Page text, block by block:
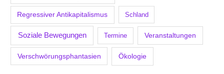
Regressiver Antikapitalismus Schland
Soziale Bewegungen Termine Veranstaltungen
Verschwörungsphantasien Ökologie